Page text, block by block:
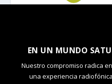
EN UN MUNDO
Nuestro compromiso radica
una experiencia